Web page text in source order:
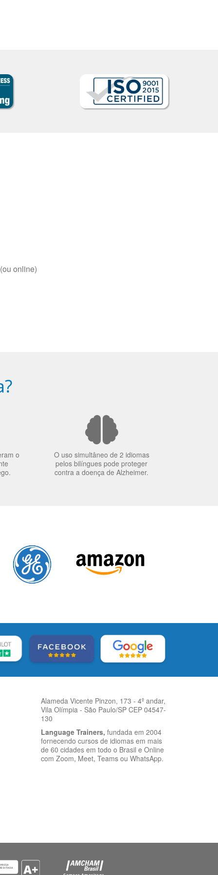
online)
o
O uso simultâneo de 2 idiomas
pelos bilíngues pode proteger
contra a doença de Alzheimer.
Alameda Vicente Pinzon, 173 - 4º andar,
Vila Olímpia - São Paulo/SP CEP 04547-
130
Language Trainers, fundada em 2004
fornecendo cursos de idiomas em mais
de 60 cidades em todo o Brasil e Online
com Zoom, Meet, Teams ou WhatsApp.